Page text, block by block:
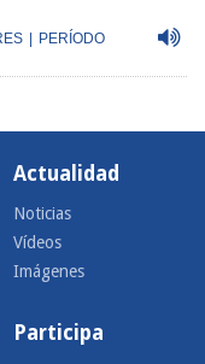
PERÍODO
Actualidad
Noticias
Vídeos
Imágenes
Participa